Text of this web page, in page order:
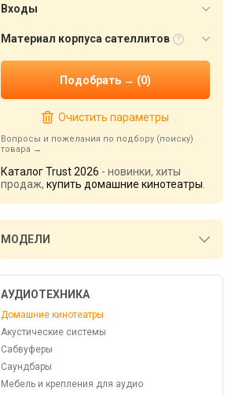
Входы
Материал корпуса сателлитов
Очистить параметры
Вопросы и пожелания по подбору (поиску)
товара
Каталог Trust 2026 - новинки, хиты
продаж, купить домашние кинотеатры
МОДЕЛИ
АУДИОТЕХНИКА
Домашние кинотеатры
Акустические системы
Сабвуферы
Саундбары
Мебель и крепления для аудио